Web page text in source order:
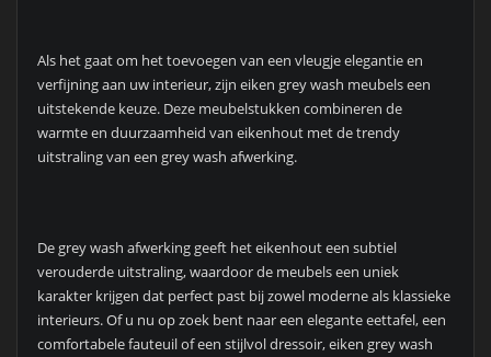
Als het gaat om het toevoegen van een vleugje elegantie en
verfijning aan uw interieur, zijn eiken grey wash meubels een
uitstekende keuze. Deze meubelstukken combineren de
warmte en duurzaamheid van eikenhout met de trendy
uitstraling van een grey wash afwerking.
De grey wash afwerking geeft het eikenhout een subtiel
verouderde uitstraling, waardoor de meubels een uniek
karakter krijgen dat perfect past bij zowel moderne als klassieke
interieurs. Of u nu op zoek bent naar een elegante eettafel, een
comfortabele fauteuil of een stijlvol dressoir, eiken grey wash